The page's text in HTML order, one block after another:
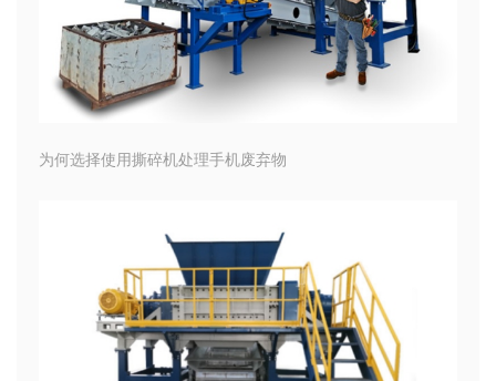
为何选择使用撕碎机处理手机废弃物